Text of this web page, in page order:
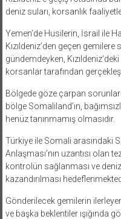
deniz suları, korsanlık
Yemen’de Husilerin, İsrail ile
Kızıldeniz’den geçen
gündemdeyken,
korsanlar tarafından
Bölgede göze çarpan
bölge Somaliland’ın,
henüz tanınmamış olmasıdır.
Türkiye ile Somali arasındaki
Anlaşması’nın uzantısı olan
kontrolün sağlanması ve
kazandırılması
Gönderilecek gemilerin
ve başka beklentiler ışığında